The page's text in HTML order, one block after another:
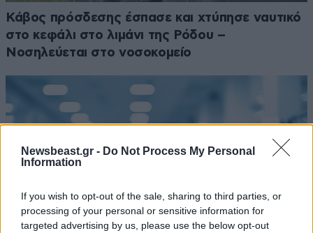
Newsbeast.gr - Do Not Process My Personal
Information
If you wish to opt-out of the sale, sharing to third parties, or
processing of your personal or sensitive information for
targeted advertising by us, please use the below opt-out
Κάβος πρόσδεσης έσπασε και χτύπησε ναυτικό
στο κεφάλι στο λιμάνι της Ρόδου –
Νοσηλεύεται στο νοσοκομείο